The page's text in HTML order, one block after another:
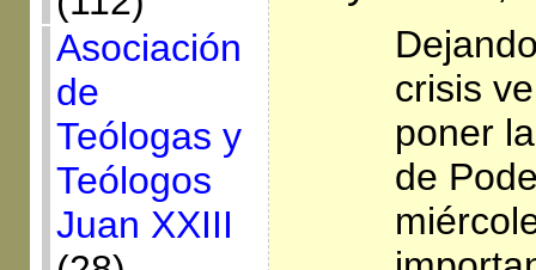
Asociación
de
Teólogas y
Teólogos
Juan XXIII
crisis
poner
de